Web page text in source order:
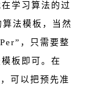
学习算法的过
法模板，当然
，只需要整
板即可。在
可以把预先准